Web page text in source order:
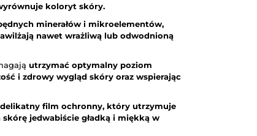
koloryt skóry.
minerałów i mikroelementów,
nawet wrażliwą lub odwodnioną
utrzymać optymalny poziom
i zdrowy wygląd skóry oraz wspierając
delikatny film ochronny, który utrzymuje
jedwabiście gładką i miękką w